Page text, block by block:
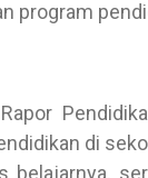
program
di
belajarnya,